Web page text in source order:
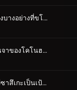
ตอนที่ 118 บางสิ่งบางอย่างที่ขโมยความทรงจำ
ตอนที่ 119 วิถีนินจาของโคโนฮะมารุ
ตอนที่ 120 โดยมีซาสึเกะเป็นเป้าหมาย